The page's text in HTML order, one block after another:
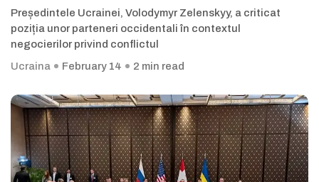
Președintele Ucrainei, Volodymyr Zelenskyy, a criticat
poziția unor parteneri occidentali în contextul
negocierilor privind conflictul
Ucraina
February 14 2 min read